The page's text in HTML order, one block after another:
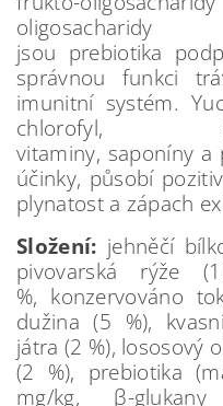
jsou prebiotika
správnou funkci
imunitní systém.
chlorofyl,
vitaminy, saponíny a
účinky, působí
plynatost a zápach
Složení: jehněčí
pivovarská rýže
%, konzervováno
dužina (5 %),
játra (2 %), lososový
(2 %), prebiotika
mg/kg, β-